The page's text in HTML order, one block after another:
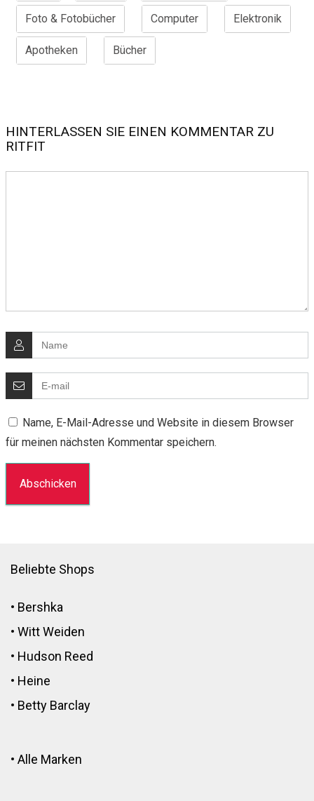
Foto & Fotobücher Computer Elektronik
Apotheken Bücher
HINTERLASSEN SIE EINEN KOMMENTAR ZU
RITFIT
Name, E-Mail-Adresse und Website in diesem Browser
für meinen nächsten Kommentar speichern.
Beliebte Shops
• Bershka
• Witt Weiden
• Hudson Reed
• Heine
• Betty Barclay
• Alle Marken